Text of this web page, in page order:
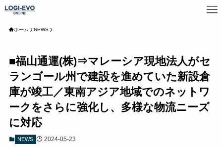
ホーム NEWS
■福山通運(株)⇒マレーシア現地法人がセ
ランゴール州で建設を進めていた新設倉
庫が竣工／東南アジア地域でのネットワ
ークをさらに強化し、多様な物流ニーズ
に対応
NEWS 2024-05-23